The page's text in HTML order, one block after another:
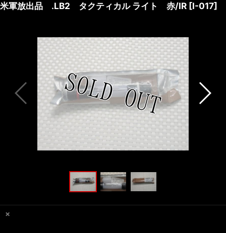
米軍放出品 .LB2 タクティカル ライト 赤/IR [I-017]
×